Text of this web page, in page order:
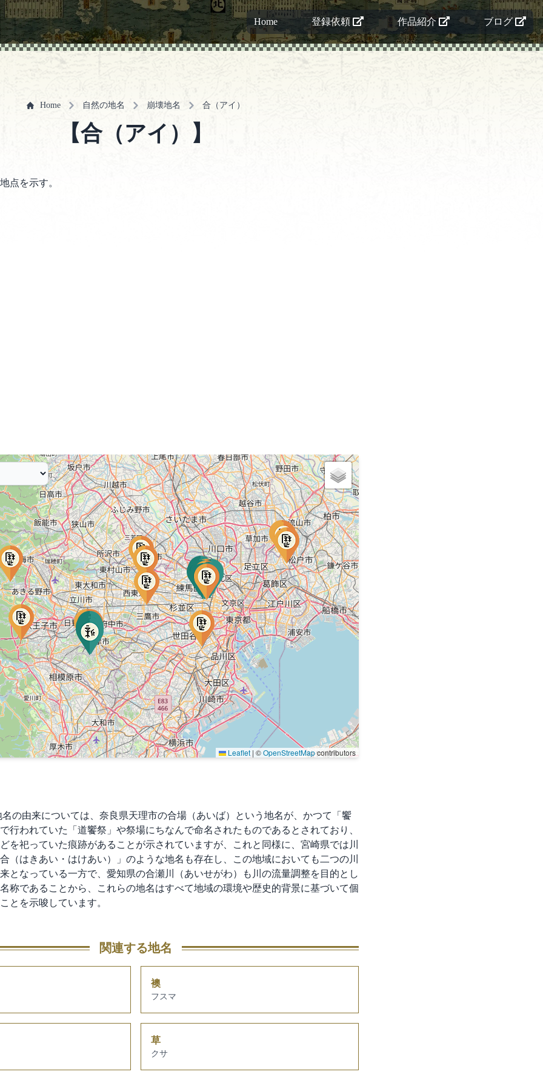
Home 登録依頼 作品紹介 ブログ
Home 自然の地名 崩壊地名 合（アイ）
【合（アイ）】
点を示す。
Leaflet | ©OpenStreetMapcontributors
の由来については、奈良県天理市の合場（あいば）という地名が、かつて「饗
行われていた「道饗祭」や祭場にちなんで命名されたものであるとされており、
を祀っていた痕跡があることが示されていますが、これと同様に、宮崎県では川
（はきあい・はけあい）」のような地名も存在し、この地域においても二つの川
となっている一方で、愛知県の合瀬川（あいせがわ）も川の流量調整を目的とし
称であることから、これらの地名はすべて地域の環境や歴史的背景に基づいて個
とを示唆しています。
関連する地名
襖
フスマ
草
クサ